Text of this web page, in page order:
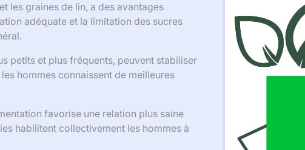
les graines de lin, a des avantages
adéquate et la limitation des sucres
petits et plus fréquents, peuvent stabiliser
hommes connaissent de meilleures
favorise une relation plus saine
habilitent collectivement les hommes à